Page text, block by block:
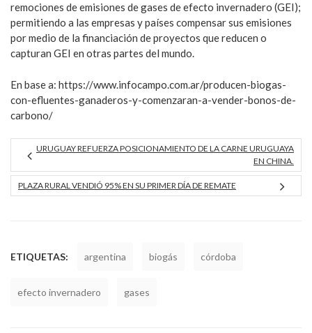
remociones de emisiones de gases de efecto invernadero (GEI);
permitiendo a las empresas y países compensar sus emisiones
por medio de la financiación de proyectos que reducen o
capturan GEI en otras partes del mundo.
En base a: https://www.infocampo.com.ar/producen-biogas-
con-efluentes-ganaderos-y-comenzaran-a-vender-bonos-de-
carbono/
URUGUAY REFUERZA POSICIONAMIENTO DE LA CARNE URUGUAYA
EN CHINA.
PLAZA RURAL VENDIÓ 95% EN SU PRIMER DÍA DE REMATE
ETIQUETAS: argentina biogás córdoba
efecto invernadero gases